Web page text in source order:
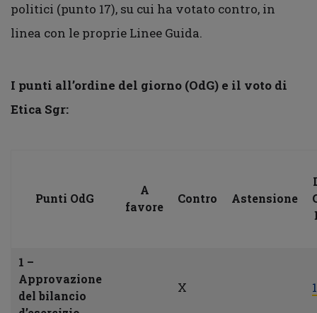
politici (punto 17), su cui ha votato contro, in
linea con le proprie Linee Guida.
I punti all’ordine del giorno (OdG) e il voto di
Etica Sgr:
Punti OdG
A
favore
Contro Astensione
1 –
Approvazione
del bilancio
X